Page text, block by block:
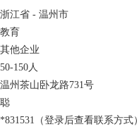
浙江省 - 温州市
教育
其他企业
50-150人
温州茶山卧龙路731号
（登录后查看联系方式）